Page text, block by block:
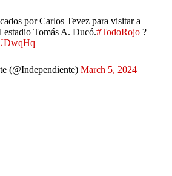
por Carlos Tevez para visitar a
estadio Tomás A. Ducó.#TodoRojo?
(@Independiente) March 5, 2024